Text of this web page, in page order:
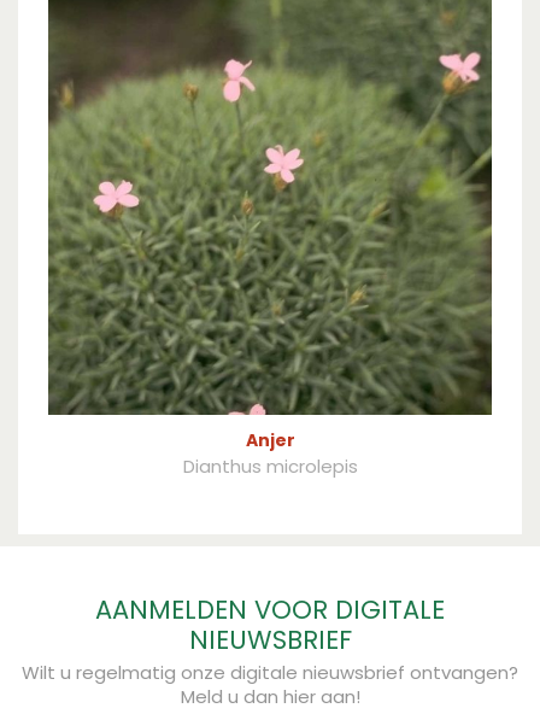
Anjer
Dianthus microlepis
AANMELDEN VOOR DIGITALE
NIEUWSBRIEF
Wilt u regelmatig onze digitale nieuwsbrief ontvangen?
Meld u dan hier aan!